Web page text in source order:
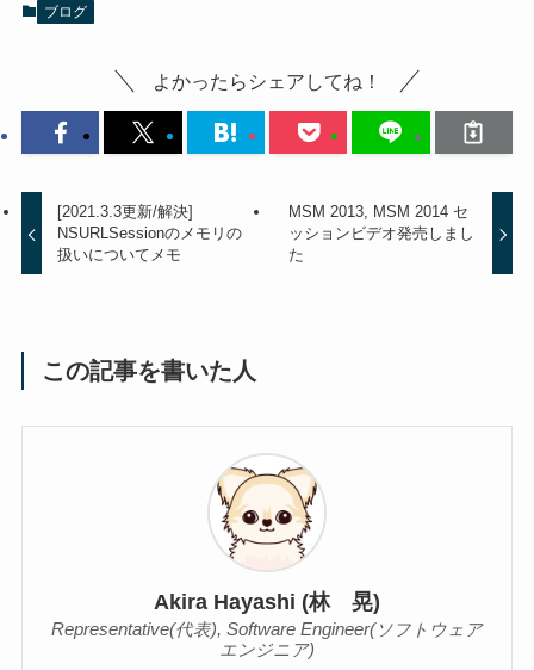
ブログ
よかったらシェアしてね！
[2021.3.3更新/解決]
NSURLSessionのメモリの
扱いについてメモ
MSM 2013, MSM 2014 セ
ッションビデオ発売しまし
た
この記事を書いた人
Akira Hayashi (林 晃)
Representative(代表), Software Engineer(ソフトウェア
エンジニア)